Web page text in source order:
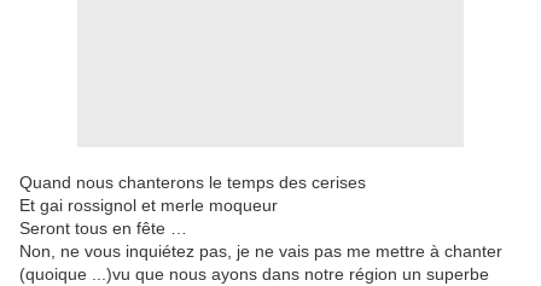
Quand nous chanterons le temps des cerises
Et gai rossignol et merle moqueur
Seront tous en fête …
Non, ne vous inquiétez pas, je ne vais pas me mettre à chanter
(quoique ...)vu que nous ayons dans notre région un superbe